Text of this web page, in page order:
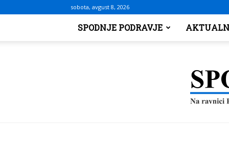
sobota, avgust 8, 2026
SPODNJE PODRAVJE